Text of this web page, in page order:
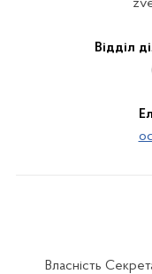
Відділ
Власність